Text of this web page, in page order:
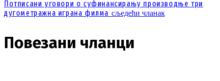
Пoтписaни угoвoри o суфинaнсирaњу прoизвoдњe три
дугoмeтрaжнa игрaнa филмa сљедећи чланак
Повезани чланци